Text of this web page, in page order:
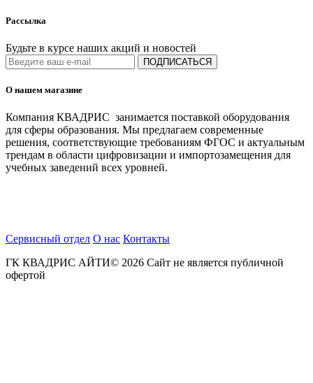
Рассылка
Будьте в курсе наших акций и новостей
ПОДПИСАТЬСЯ
О нашем магазине
Компания КВАДРИС занимается поставкой оборудования
для сферы образования. Мы предлагаем современные
решения, соответствующие требованиям ФГОС и актуальным
трендам в области цифровизации и импортозамещения для
учебных заведений всех уровней.
Сервисный отдел О нас Контакты
ГК КВАДРИС АЙТИ© 2026 Сайт не является публичной
офертой